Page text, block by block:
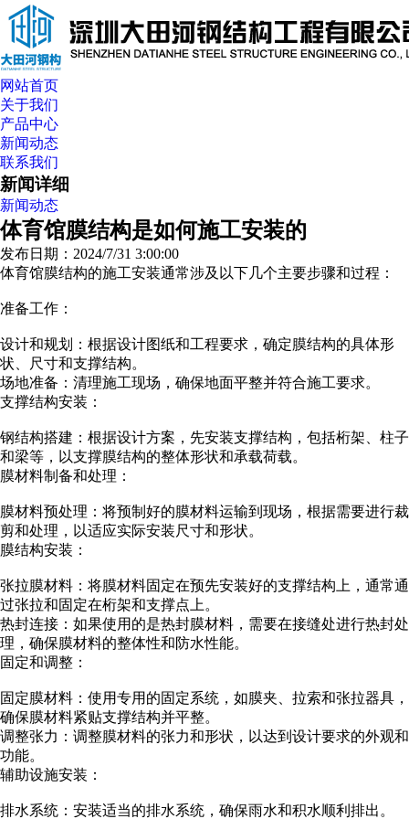
网站首页
关于我们
产品中心
新闻动态
联系我们
新闻详细
新闻动态
体育馆膜结构是如何施工安装的
发布日期：2024/7/31 3:00:00
体育馆膜结构的施工安装通常涉及以下几个主要步骤和过程：
准备工作：
设计和规划：根据设计图纸和工程要求，确定膜结构的具体形
状、尺寸和支撑结构。
场地准备：清理施工现场，确保地面平整并符合施工要求。
支撑结构安装：
钢结构搭建：根据设计方案，先安装支撑结构，包括桁架、柱子
和梁等，以支撑膜结构的整体形状和承载荷载。
膜材料制备和处理：
膜材料预处理：将预制好的膜材料运输到现场，根据需要进行裁
剪和处理，以适应实际安装尺寸和形状。
膜结构安装：
张拉膜材料：将膜材料固定在预先安装好的支撑结构上，通常通
过张拉和固定在桁架和支撑点上。
热封连接：如果使用的是热封膜材料，需要在接缝处进行热封处
理，确保膜材料的整体性和防水性能。
固定和调整：
固定膜材料：使用专用的固定系统，如膜夹、拉索和张拉器具，
确保膜材料紧贴支撑结构并平整。
调整张力：调整膜材料的张力和形状，以达到设计要求的外观和
功能。
辅助设施安装：
排水系统：安装适当的排水系统，确保雨水和积水顺利排出。